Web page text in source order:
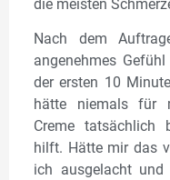
die meisten
Nach dem
angenehmes
der ersten 10
hätte niemals für
Creme tatsächlich
hilft. Hätte mir das
ich ausgelacht